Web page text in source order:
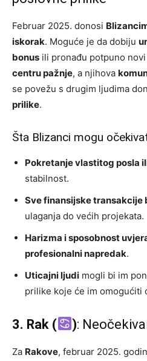
Februar 2025. donosi
iskorak. Moguće je da dobiju
bonus ili pronađu potpuno
centru pažnje, a njihova
se povežu s drugim ljudima
prilike.
Šta Blizanci mogu
Pokretanje vlastitog posla
stabilnost.
Sve finansijske transakcije
ulaganja do većih projekata.
Harizma i sposobnost
profesionalni napredak.
Uticajni ljudi mogli bi im
prilike koje će im omogućiti
3. Rak ( ):
Za Rakove, februar 2025.